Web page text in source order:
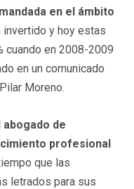
en el ámbito
invertido y hoy estas
cuando en 2008-2009
en un comunicado
Moreno.
abogado de
profesional
que las
letrados para sus